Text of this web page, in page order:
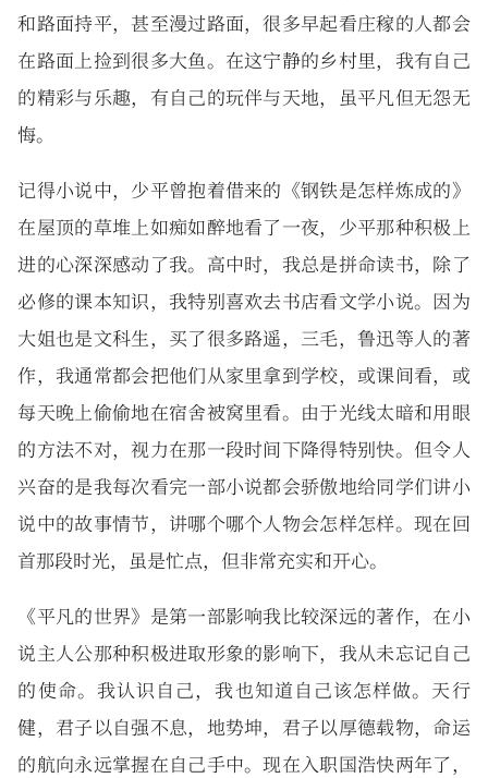
和路面持平，甚至漫过路面，很多早起看庄稼的人都会
在路面上捡到很多大鱼。在这宁静的乡村里，我有自己
的精彩与乐趣，有自己的玩伴与天地，虽平凡但无怨无
悔。
记得小说中，少平曾抱着借来的《钢铁是怎样炼成的》
在屋顶的草堆上如痴如醉地看了一夜，少平那种积极上
进的心深深感动了我。高中时，我总是拼命读书，除了
必修的课本知识，我特别喜欢去书店看文学小说。因为
大姐也是文科生，买了很多路遥，三毛，鲁迅等人的著
作，我通常都会把他们从家里拿到学校，或课间看，或
每天晚上偷偷地在宿舍被窝里看。由于光线太暗和用眼
的方法不对，视力在那一段时间下降得特别快。但令人
兴奋的是我每次看完一部小说都会骄傲地给同学们讲小
说中的故事情节，讲哪个哪个人物会怎样怎样。现在回
首那段时光，虽是忙点，但非常充实和开心。
《平凡的世界》是第一部影响我比较深远的著作，在小
说主人公那种积极进取形象的影响下，我从未忘记自己
的使命。我认识自己，我也知道自己该怎样做。天行
健，君子以自强不息，地势坤，君子以厚德载物，命运
的航向永远掌握在自己手中。现在入职国浩快两年了，